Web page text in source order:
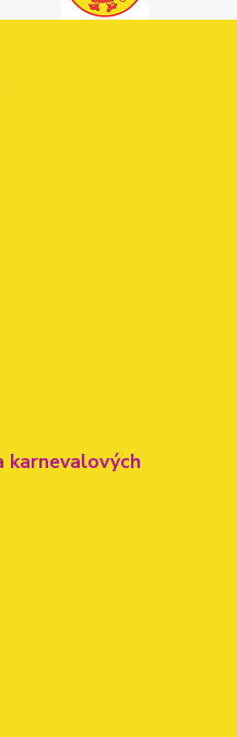
karnevalových